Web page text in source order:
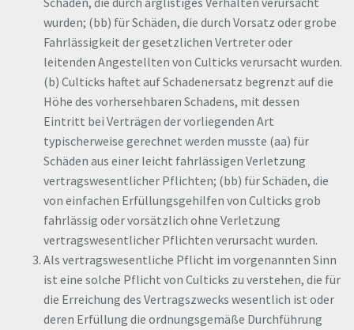
wurden; (bb) für Schäden, die durch Vorsatz oder grobe
Fahrlässigkeit der gesetzlichen Vertreter oder
leitenden Angestellten von Culticks verursacht wurden.
(b) Culticks haftet auf Schadenersatz begrenzt auf die
Höhe des vorhersehbaren Schadens, mit dessen
Eintritt bei Verträgen der vorliegenden Art
typischerweise gerechnet werden musste (aa) für
Schäden aus einer leicht fahrlässigen Verletzung
vertragswesentlicher Pflichten; (bb) für Schäden, die
von einfachen Erfüllungsgehilfen von Culticks grob
fahrlässig oder vorsätzlich ohne Verletzung
vertragswesentlicher Pflichten verursacht wurden.
Als vertragswesentliche Pflicht im vorgenannten Sinn
ist eine solche Pflicht von Culticks zu verstehen, die für
die Erreichung des Vertragszwecks wesentlich ist oder
deren Erfüllung die ordnungsgemäße Durchführung